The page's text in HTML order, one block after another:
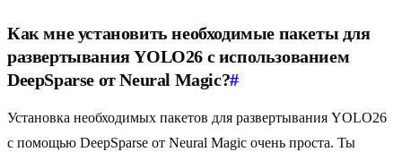
Как мне установить необходимые пакеты для
развертывания YOLO26 с использованием
DeepSparse от Neural Magic?#
Установка необходимых пакетов для развертывания YOLO26
с помощью DeepSparse от Neural Magic очень проста. Ты